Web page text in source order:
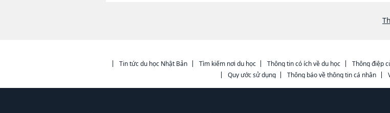
Tin tức du học Nhật Bản Tìm kiếm nơi du học Thông tin có ích về du học Thông điệp
Quy ước sử dụng
Thông báo về thông tin cá nhân